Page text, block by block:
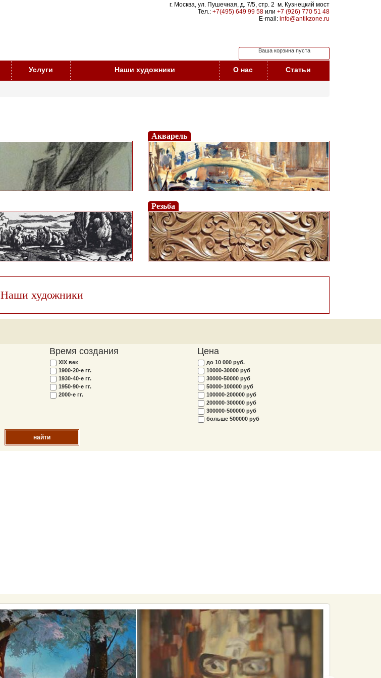
г. Москва, ул. Пушечная, д. 7/5, стр. 2 м. Кузнецкий мост
Тел.: +7(495) 649 99 58 или +7 (926) 770 51 48
E-mail: info@antikzone.ru
Ваша корзина пуста
Услуги Наши художники О нас Статьи
Акварель
Резьба
Наши художники
Время создания
XIX век
1900-20-е гг.
1930-40-е гг.
1950-90-е гг.
2000-е гг.
Цена
до 10 000 руб.
10000-30000 руб
30000-50000 руб
50000-100000 руб
100000-200000 руб
200000-300000 руб
300000-500000 руб
больше 500000 руб
найти